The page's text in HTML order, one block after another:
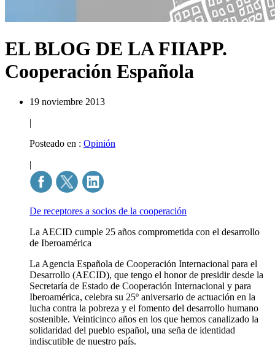
EL BLOG DE LA FIIAPP.
Cooperación Española
19 noviembre 2013
|
Posteado en : Opinión
|
De receptores a socios de la cooperación
La AECID cumple 25 años comprometida con el desarrollo
de Iberoamérica
La Agencia Española de Cooperación Internacional para el
Desarrollo (AECID), que tengo el honor de presidir desde la
Secretaría de Estado de Cooperación Internacional y para
Iberoamérica, celebra su 25º aniversario de actuación en la
lucha contra la pobreza y el fomento del desarrollo humano
sostenible. Veinticinco años en los que hemos canalizado la
solidaridad del pueblo español, una seña de identidad
indiscutible de nuestro país.